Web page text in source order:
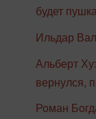
будет
Ильдар
Альберт
вернулся,
Роман